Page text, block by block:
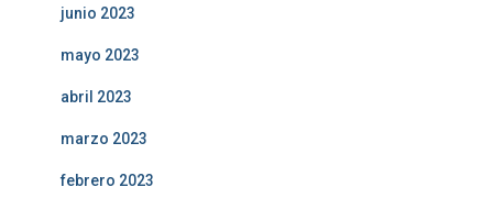
junio 2023
mayo 2023
abril 2023
marzo 2023
febrero 2023